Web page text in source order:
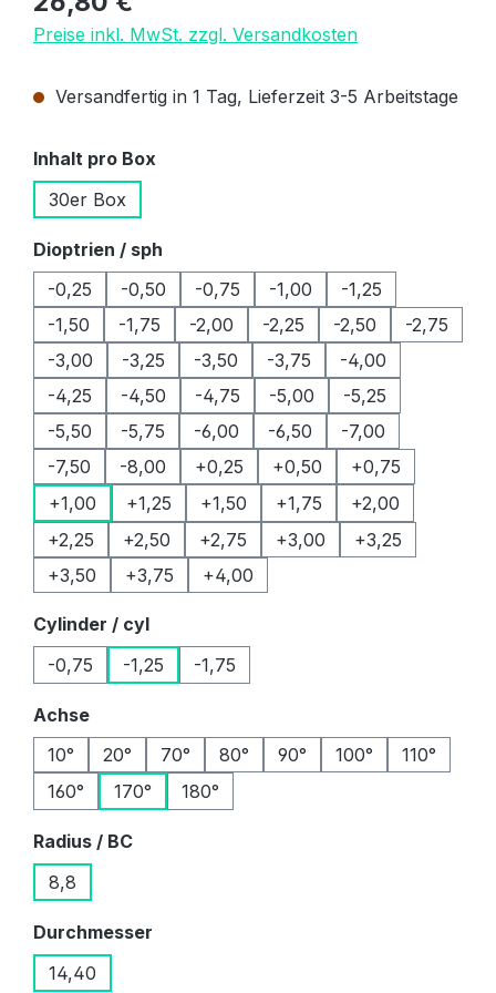
Preise inkl. MwSt. zzgl. Versandkosten
Versandfertig in 1 Tag, Lieferzeit 3-5 Arbeitstage
Inhalt pro Box
30er Box
Dioptrien / sph
-0,25
-0,50 -0,75 -1,00
-1,25
-1,50
-1,75 -2,00 -2,25 -2,50
-2,75
-3,00
-3,25 -3,50 -3,75
-4,00
-4,25
-4,50 -4,75 -5,00
-5,25
-5,50
-5,75 -6,00 -6,50
-7,00
-7,50
-8,00 +0,25 +0,50
+0,75
+1,00
+1,25 +1,50 +1,75
+2,00
+2,25
+2,50 +2,75 +3,00
+3,25
+3,50
+3,75 +4,00
Cylinder / cylauswählen
-0,75
-1,25 -1,75
Achseauswählen
10°
20° 70° 80° 90° 100°
110°
160°
170° 180°
Radius / BCauswählen
8,8
Durchmesser
14,40